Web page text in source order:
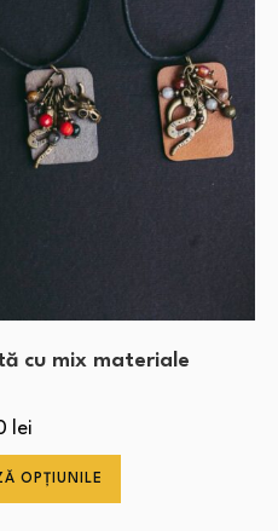
cu mix materiale
lei
OPȚIUNILE